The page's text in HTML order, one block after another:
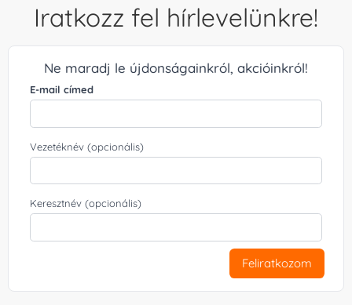
Iratkozz fel hírlevelünkre!
Ne maradj le újdonságainkról, akcióinkról!
E-mail címed
Vezetéknév (opcionális)
Keresztnév (opcionális)
Feliratkozom